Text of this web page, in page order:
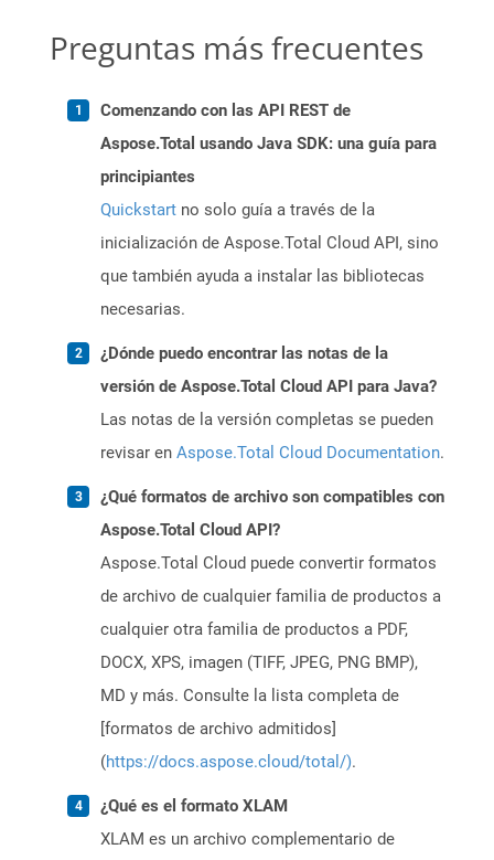
Preguntas más frecuentes
Comenzando con las API REST de
Aspose.Total usando Java SDK: una guía para
principiantes
Quickstart no solo guía a través de la
inicialización de Aspose.Total Cloud API, sino
que también ayuda a instalar las bibliotecas
necesarias.
¿Dónde puedo encontrar las notas de la
versión de Aspose.Total Cloud API para Java?
Las notas de la versión completas se pueden
revisar en Aspose.Total Cloud Documentation.
¿Qué formatos de archivo son compatibles con
Aspose.Total Cloud API?
Aspose.Total Cloud puede convertir formatos
de archivo de cualquier familia de productos a
cualquier otra familia de productos a PDF,
DOCX, XPS, imagen (TIFF, JPEG, PNG BMP),
MD y más. Consulte la lista completa de
[formatos de archivo admitidos]
(https://docs.aspose.cloud/total/).
¿Qué es el formato XLAM
XLAM es un archivo complementario de